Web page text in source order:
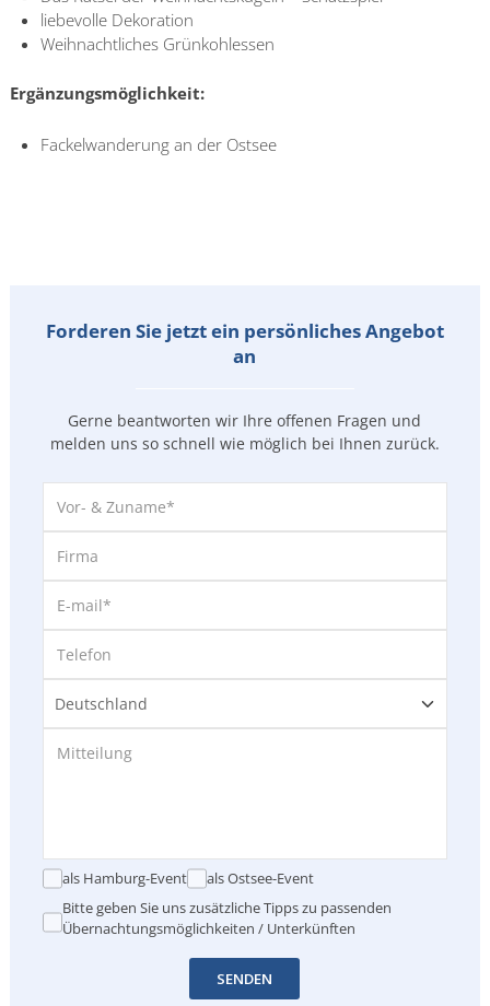
liebevolle Dekoration
Weihnachtliches Grünkohlessen
Ergänzungsmöglichkeit:
Fackelwanderung an der Ostsee
Forderen Sie jetzt ein persönliches Angebot
an
Gerne beantworten wir Ihre offenen Fragen und
melden uns so schnell wie möglich bei Ihnen zurück.
als Hamburg-Event
als Ostsee-Event
Bitte geben Sie uns zusätzliche Tipps zu passenden
Übernachtungsmöglichkeiten / Unterkünften
SENDEN